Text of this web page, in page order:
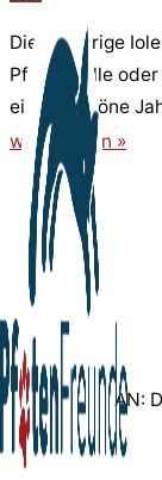
Die elfjährige
Pflegestelle
einige schöne
weiterlesen »